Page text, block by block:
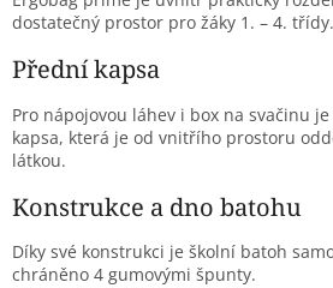
dostatečný prostor pro žáky 1. – 4. třídy.
Přední kapsa
Pro nápojovou láhev i box na svačinu
kapsa, která je od vnitřího prostoru
látkou.
Konstrukce a dno batohu
Díky své konstrukci je školní batoh
chráněno 4 gumovými špunty.